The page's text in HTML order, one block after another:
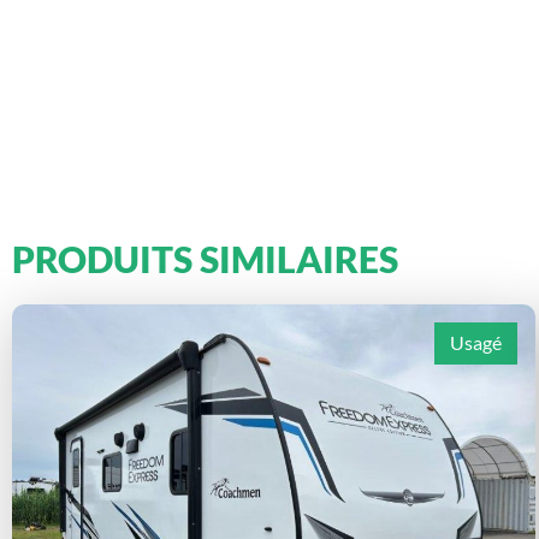
PRODUITS SIMILAIRES
Usagé